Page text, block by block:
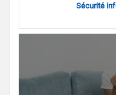
Sécurité